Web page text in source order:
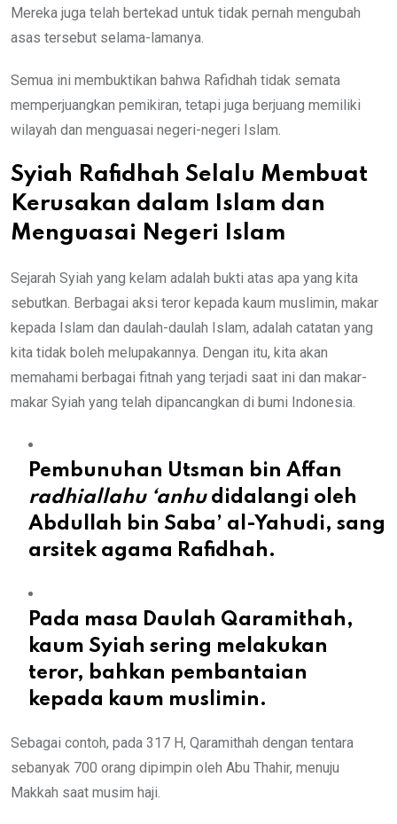
Mereka juga telah bertekad untuk tidak pernah mengubah
asas tersebut selama-lamanya.
Semua ini membuktikan bahwa Rafidhah tidak semata
memperjuangkan pemikiran, tetapi juga berjuang memiliki
wilayah dan menguasai negeri-negeri Islam.
Syiah Rafidhah Selalu Membuat
Kerusakan dalam Islam dan
Menguasai Negeri Islam
Sejarah Syiah yang kelam adalah bukti atas apa yang kita
sebutkan. Berbagai aksi teror kepada kaum muslimin, makar
kepada Islam dan daulah-daulah Islam, adalah catatan yang
kita tidak boleh melupakannya. Dengan itu, kita akan
memahami berbagai fitnah yang terjadi saat ini dan makar-
makar Syiah yang telah dipancangkan di bumi Indonesia.
Pembunuhan Utsman bin Affan
radhiallahu ‘anhudidalangi oleh
Abdullah bin Saba’ al-Yahudi, sang
arsitek agama Rafidhah.
Pada masa Daulah Qaramithah,
kaum Syiah sering melakukan
teror, bahkan pembantaian
kepada kaum muslimin.
Sebagai contoh, pada 317 H, Qaramithah dengan tentara
sebanyak 700 orang dipimpin oleh Abu Thahir, menuju
Makkah saat musim haji.